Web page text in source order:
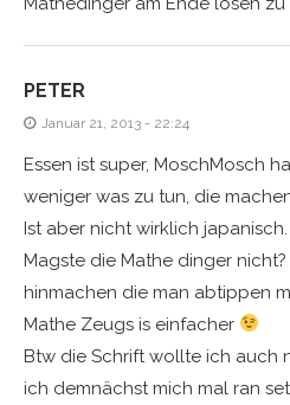
PETER
Januar 21, 2013 - 22:24
Essen ist super, MoschMosch
weniger was zu tun, die
Ist aber nicht wirklich japanisch.
Magste die Mathe dinger
hinmachen die man abtippen
Mathe Zeugs is einfacher
Btw die Schrift wollte ich auch
ich demnächst mich mal ran